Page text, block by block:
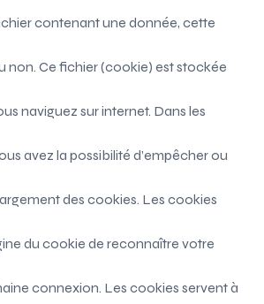
contenant une donnée, cette
non. Ce fichier (cookie) est stockée
naviguez sur internet. Dans les
avez la possibilité d’empêcher ou
des cookies. Les cookies
du cookie de reconnaître votre
connexion. Les cookies servent à